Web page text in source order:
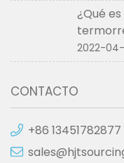
¿Qué
2022-04-
CONTACTO
+86 13451782877